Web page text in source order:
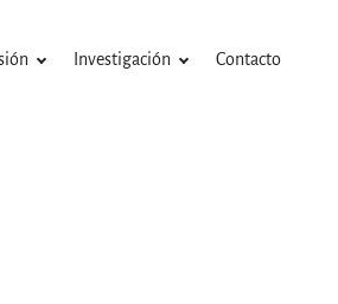
Investigación Contacto